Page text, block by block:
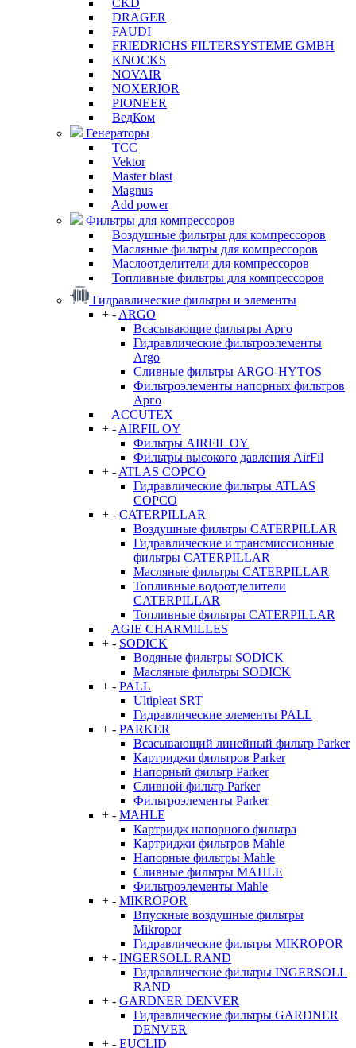
CKD
DRAGER
FAUDI
FRIEDRICHS FILTERSYSTEME GMBH
KNOCKS
NOVAIR
NOXERIOR
PIONEER
ВедКом
Генераторы
ТСС
Vektor
Master blast
Magnus
Add power
Фильтры для компрессоров
Воздушные фильтры для компрессоров
Масляные фильтры для компрессоров
Маслоотделители для компрессоров
Топливные фильтры для компрессоров
Гидравлические фильтры и элементы
+ - ARGO
Всасывающие фильтры Арго
Гидравлические фильтроэлементы
Argo
Сливные фильтры ARGO-HYTOS
Фильтроэлементы напорных фильтров
Арго
ACCUTEX
+ - AIRFIL OY
Фильтры AIRFIL OY
Фильтры высокого давления AirFil
+ - ATLAS COPCO
Гидравлические фильтры ATLAS
COPCO
+ - CATERPILLAR
Воздушные фильтры CATERPILLAR
Гидравлические и трансмиссионные
фильтры CATERPILLAR
Масляные фильтры CATERPILLAR
Топливные водоотделители
CATERPILLAR
Топливные фильтры CATERPILLAR
AGIE CHARMILLES
+ - SODICK
Водяные фильтры SODICK
Масляные фильтры SODICK
+ - PALL
Ultipleat SRT
Гидравлические элементы PALL
+ - PARKER
Всасывающий линейный фильтр Parker
Картриджи фильтров Parker
Напорный фильтр Parker
Сливной фильтр Parker
Фильтроэлементы Parker
+ - MAHLE
Картридж напорного фильтра
Картриджи фильтров Mahle
Напорные фильтры Mahle
Сливные фильтры MAHLE
Фильтроэлементы Mahle
+ - MIKROPOR
Впускные воздушные фильтры
Mikropor
Гидравлические фильтры MIKROPOR
+ - INGERSOLL RAND
Гидравлические фильтры INGERSOLL
RAND
+ - GARDNER DENVER
Гидравлические фильтры GARDNER
DENVER
+ - EUCLID